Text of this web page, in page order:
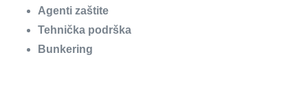
Agenti zaštite
Tehnička podrška
Bunkering